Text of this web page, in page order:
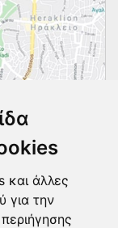
και άλλες
για την